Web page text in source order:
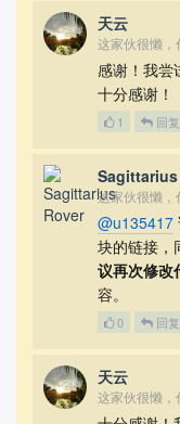
%%
%%
%%
%%
%%
X?}
\LaTeX\ is a
es the \TeX\
typesetting
publication-
industry-
ee (open-source)
天云
这家伙很懒，
感谢！我尝
十分感谢！
1 回复
这家伙很懒，
@u135417
块的链接，
议再次修改
容。
0 回复
天云
这家伙很懒，